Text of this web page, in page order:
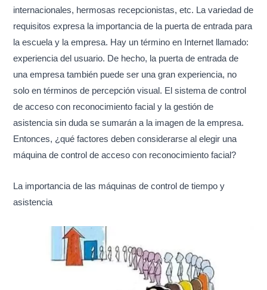
internacionales, hermosas recepcionistas, etc. La variedad de
requisitos expresa la importancia de la puerta de entrada para
la escuela y la empresa. Hay un término en Internet llamado:
experiencia del usuario. De hecho, la puerta de entrada de
una empresa también puede ser una gran experiencia, no
solo en términos de percepción visual. El sistema de control
de acceso con reconocimiento facial y la gestión de
asistencia sin duda se sumarán a la imagen de la empresa.
Entonces, ¿qué factores deben considerarse al elegir una
máquina de control de acceso con reconocimiento facial?
La importancia de las máquinas de control de tiempo y
asistencia